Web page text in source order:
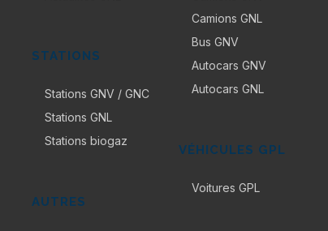
STATIONS
Stations GNV / GNC
Stations GNL
Stations biogaz
AUTRES
Camions GNL
Bus GNV
Autocars GNV
Autocars GNL
VÉHICULES GPL
Voitures GPL